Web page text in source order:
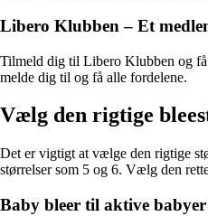
Libero Klubben – Et
Tilmeld dig til Libero Klubben og få
melde dig til og få alle fordelene.
Vælg den rigtige
Det er vigtigt at vælge den rigtige
størrelser som 5 og 6. Vælg den
Baby bleer til aktive babyer